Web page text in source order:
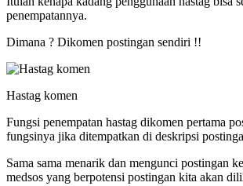
penempatannya.
Dimana ? Dikomen postingan sendiri !!
Hastag komen
Fungsi penempatan hastag dikomen pertama
fungsinya jika ditempatkan di deskripsi
Sama sama menarik dan mengunci postingan
medsos yang berpotensi postingan kita akan